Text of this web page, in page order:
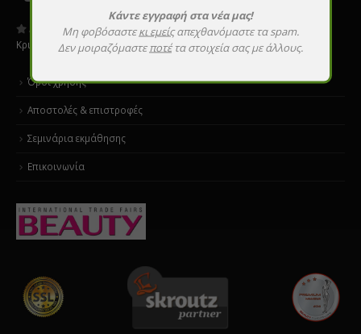
Αξιολογήστε μας:
Κριτικές
Όροι χρήσης
Αποστολές & επιστροφές
Σεμινάρια εκμάθησης
Επικοινωνία
Κάντε εγγραφή στα νέα μας!
Μη φοβόσαστεκι εμείςαπεχθανόμαστε τα spam.
Δεν μοιραζόμαστεποτέτα στοιχεία σας με άλλους.